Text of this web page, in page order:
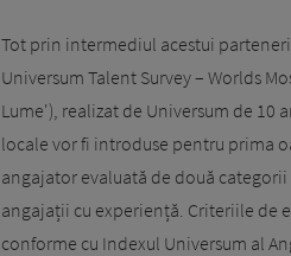
Tot prin intermediul acestui
Universum Talent Survey – Worlds
Lume'), realizat de Universum de 10
locale vor fi introduse pentru prima
angajator evaluată de două
angajații cu experiență. Criteriile de
conforme cu Indexul Universum al